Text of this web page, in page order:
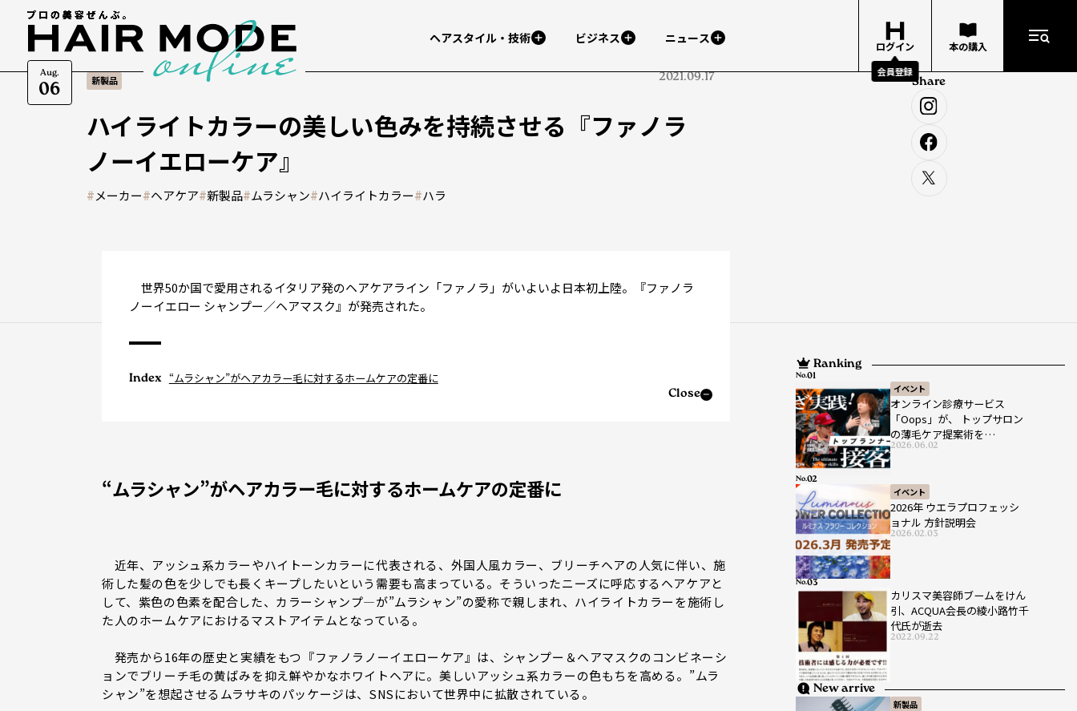
Aug.
06
ヘアスタイル・技術 ビジネス ニュース
ログイン
会員登録
本の購入
新製品 2021.09.17
ハイライトカラーの美しい色みを持続させる『ファノラ
ノーイエローケア』
#メーカー#ヘアケア#新製品#ムラシャン#ハイライトカラー#ハラ
Share
世界50か国で愛用されるイタリア発のヘアケアライン「ファノラ」がいよいよ日本初上陸。『ファノラ
ノーイエロー シャンプー／ヘアマスク』が発売された。
Index
Close
“ムラシャン”がヘアカラー毛に対するホームケアの定番に
“ムラシャン”がヘアカラー毛に対するホームケアの定番に
近年、アッシュ系カラーやハイトーンカラーに代表される、外国人風カラー、ブリーチヘアの人気に伴い、施
術した髪の色を少しでも長くキープしたいという需要も高まっている。そういったニーズに呼応するヘアケアと
して、紫色の色素を配合した、カラーシャンプ―が”ムラシャン”の愛称で親しまれ、ハイライトカラーを施術し
た人のホームケアにおけるマストアイテムとなっている。
発売から16年の歴史と実績をもつ『ファノラノーイエローケア』は、シャンプー＆ヘアマスクのコンビネーシ
ョンでブリーチ毛の黄ばみを抑え鮮やかなホワイトヘアに。美しいアッシュ系カラーの色もちを高める。”ムラ
シャン”を想起させるムラサキのパッケージは、SNSにおいて世界中に拡散されている。
Ranking
イベント
オンライン診療サービス
「Oops」が、 トップサロン
の薄毛ケア提案術を
HAIRCAMPで公開！
2026.06.02
No.
イベント
2026年 ウエラプロフェッシ
ョナル 方針説明会
2026.02.03
No.
カリスマ美容師ブームをけん
引、ACQUA会長の綾小路竹千
代氏が逝去
2022.09.22
No.
New arrive
新製品